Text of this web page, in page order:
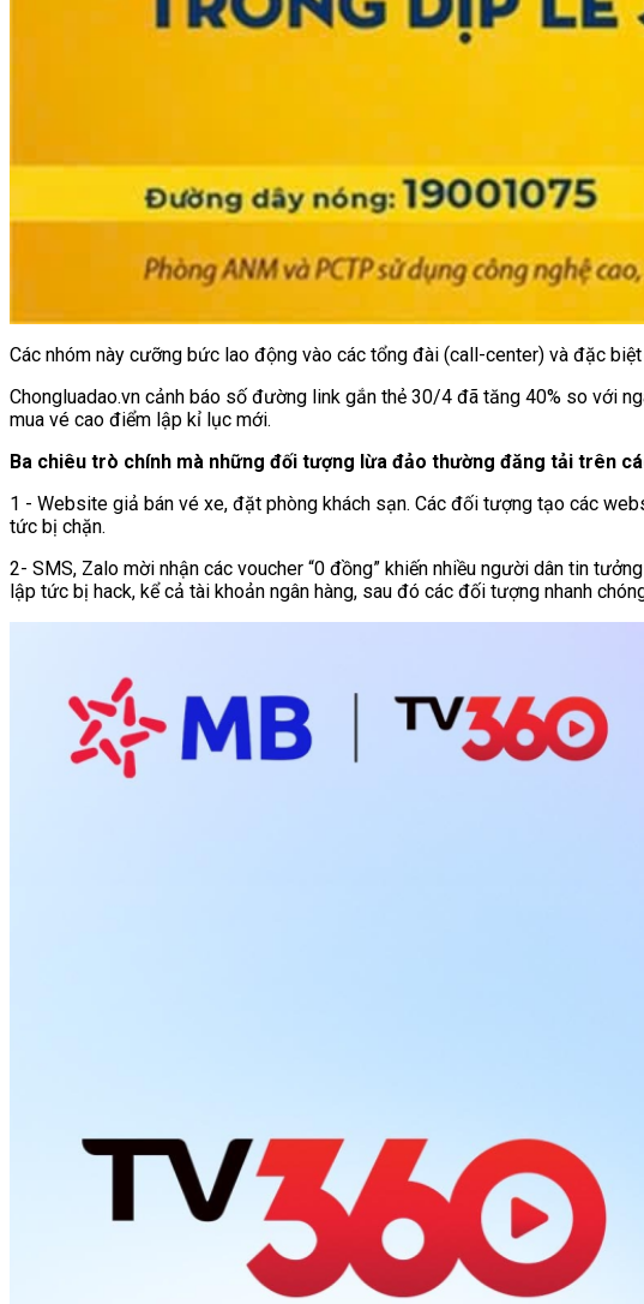
Các nhóm này cưỡng bức lao động vào các tổng đài (call-center) và đặc
Chongluadao.vn cảnh báo số đường link gắn thẻ 30/4 đã tăng 40% so với
mua vé cao điểm lập kỉ lục mới.
Ba chiêu trò chính mà những đối tượng lừa đảo thường đăng tải trên
1 - Website giả bán vé xe, đặt phòng khách sạn. Các đối tượng tạo các
tức bị chặn.
2- SMS, Zalo mời nhận các voucher “0 đồng” khiến nhiều người dân tin
lập tức bị hack, kể cả tài khoản ngân hàng, sau đó các đối tượng nhanh